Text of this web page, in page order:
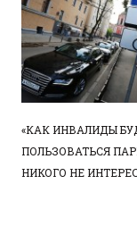
«КАК ИНВАЛИДЫ
ПОЛЬЗОВАТЬСЯ
НИКОГО НЕ